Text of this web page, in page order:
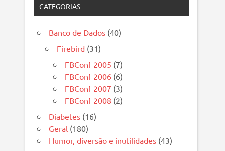
CATEGORIAS
Banco de Dados (40)
Firebird (31)
FBConf 2005 (7)
FBConf 2006 (6)
FBConf 2007 (3)
FBConf 2008 (2)
Diabetes (16)
Geral (180)
Humor, diversão e inutilidades (43)